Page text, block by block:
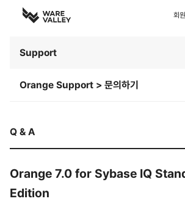
회
Support
Orange Support > 문의하기
Q & A
Orange 7.0 for Sybase IQ
Edition